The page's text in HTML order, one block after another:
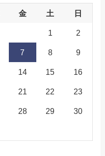
金 土 日
1 2
7 8 9
14 15 16
21 22 23
28 29 30